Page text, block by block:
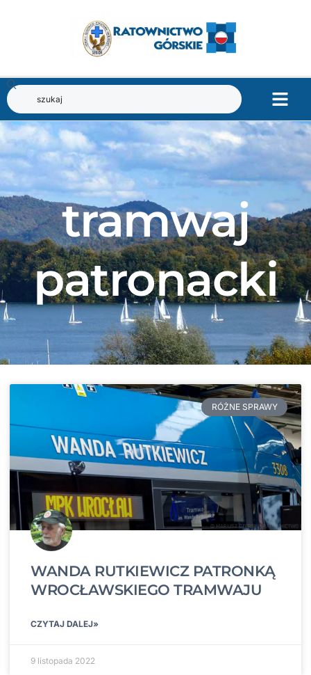
tramwaj
patronacki
RÓŻNE SPRAWY
WANDA RUTKIEWICZ PATRONKĄ
WROCŁAWSKIEGO TRAMWAJU
CZYTAJ DALEJ»
9 listopada 2022